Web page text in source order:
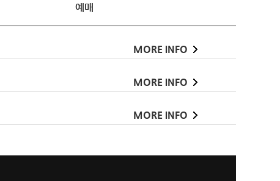
예매
MORE INFO
MORE INFO
MORE INFO